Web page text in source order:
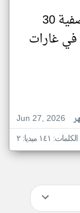
الصومال.. الجيش يعلن تصفية 30
غارات
Jun 27, 2026
١٤١ ميديا: ٢